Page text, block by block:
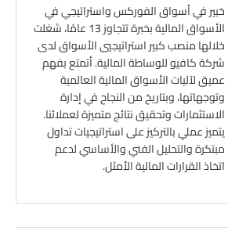
خبير في أسواق الفوركس واستراتيجي في
الأسواق المالية بخبرة تتجاوز 13 عامًا، شغلت
خلالها منصب كبير استراتيجيي الأسواق لدى
شركة كافيو للوساطة المالية. أتمتع بفهم
عميق لآليات الأسواق المالية العالمية
وتوجهاتها، وبتاريخ من النجاح في إدارة
الاستثمارات وتحقيق نتائج متميزة لعملائنا.
يتميز عملي بالتركيز على استراتيجيات تداول
مبتكرة والتحليل الفني والأساسي لدعم
اتخاذ القرارات المالية الأمثل.